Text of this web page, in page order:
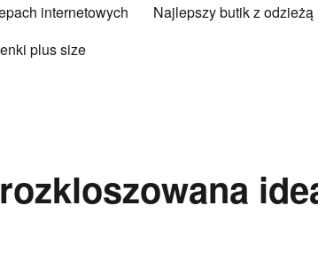
internetowych
Najlepszy butik z odzieżą
plus size